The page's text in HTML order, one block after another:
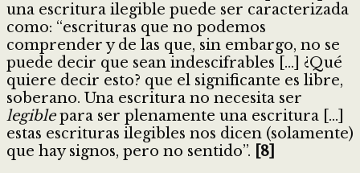
una escritura ilegible puede ser caracterizada
como: “escrituras que no podemos
comprender y de las que, sin embargo, no se
puede decir que sean indescifrables […] ¿Qué
quiere decir esto? que el significante es libre,
soberano. Una escritura no necesita ser
legiblepara ser plenamente una escritura […]
estas escrituras ilegibles nos dicen (solamente)
que hay signos, pero no sentido”.
[8]